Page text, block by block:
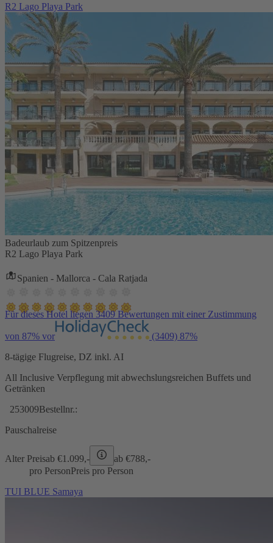
R2 Lago Playa Park
Badeurlaub zum Spitzenpreis
R2 Lago Playa Park
Spanien - Mallorca - Cala Ratjada
Für dieses Hotel liegen 3409 Bewertungen mit einer Zustimmung
von 87% vor (3409) 87%
8-tägige Flugreise, DZ inkl. AI
All Inclusive Verpflegung mit abwechslungsreichen Buffets und
Getränken
253009Bestellnr.:
Pauschalreise
Alter Preisab €1.099,- ab €788,-
pro PersonPreis pro Person
TUI BLUE Samaya